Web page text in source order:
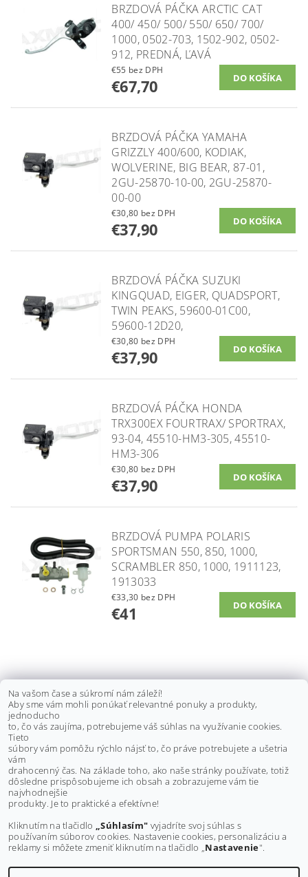
BRZDOVÁ PÁČKA ARCTIC CAT
400/ 450/ 500/ 550/ 650/ 700/
1000, 0502-703, 1502-902, 0502-
912, PREDNÁ, ĽAVÁ
€55 bez DPH
€67,70
BRZDOVÁ PÁČKA YAMAHA
GRIZZLY 400/600, KODIAK,
WOLVERINE, BIG BEAR, 87-01,
2GU-25870-10-00, 2GU-25870-
00-00
€30,80 bez DPH
€37,90
BRZDOVÁ PÁČKA SUZUKI
KINGQUAD, EIGER, QUADSPORT,
TWIN PEAKS, 59600-01C00,
59600-12D20,
€30,80 bez DPH
€37,90
BRZDOVÁ PÁČKA HONDA
TRX300EX FOURTRAX/ SPORTRAX,
93-04, 45510-HM3-305, 45510-
HM3-306
€30,80 bez DPH
€37,90
BRZDOVÁ PUMPA POLARIS
SPORTSMAN 550, 850, 1000,
SCRAMBLER 850, 1000, 1911123,
1913033
€33,30 bez DPH
€41
BRZDOVÁ KVAPALINA BEL RAY
SUPER DOT4 355ML
€12,50 bez DPH
€15,40
Buďte prvý, kto napíše príspevok k tejto položke.
Pridať komentár
Na vašom čase a súkromí nám záleží!
Aby sme vám mohli ponúkať relevantné ponuky a produkty,
jednoducho
to, čo vás zaujíma, potrebujeme váš súhlas na využívanie cookies.
Tieto
súbory vám pomôžu rýchlo nájsť to, čo práve potrebujete a ušetria
vám
drahocenný čas. Na základe toho, ako naše stránky používate, totiž
dôsledne prispôsobujeme ich obsah a zobrazujeme vám tie
najvhodnejšie
produkty. Je to praktické a efektívne!
Kliknutím na tlačidlo „Súhlasím" vyjadríte svoj súhlas s
používaním súborov cookies. Nastavenie cookies, personalizáciu a
reklamy si môžete zmeniť kliknutím na tlačidlo „Nastavenie".